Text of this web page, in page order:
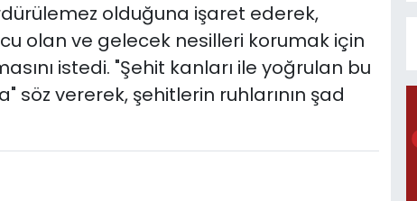
olduğuna işaret ederek,
olan ve gelecek nesilleri korumak için
istedi. "Şehit kanları ile yoğrulan bu
söz vererek, şehitlerin ruhlarının şad